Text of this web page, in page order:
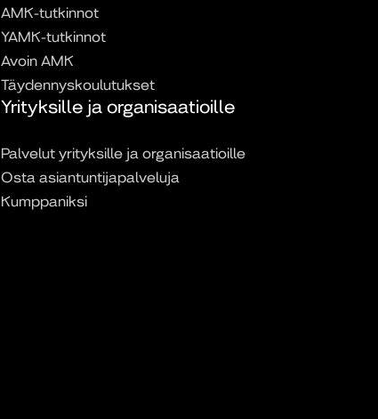
AMK-tutkinnot
YAMK-tutkinnot
Avoin AMK
Täydennyskoulutukset
Yrityksille ja organisaatioille
Palvelut yrityksille ja organisaatioille
Osta asiantuntijapalveluja
Kumppaniksi